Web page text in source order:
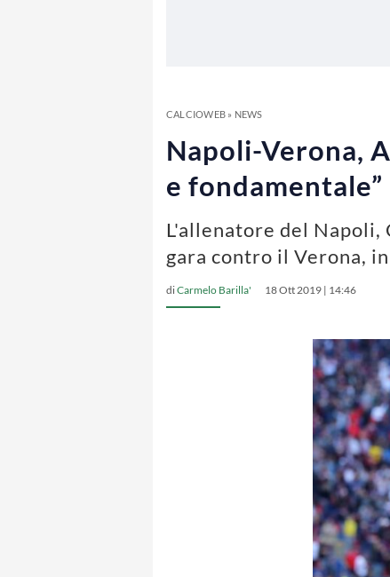
CALCIOWEB» NEWS
Napoli-Verona,
e fondamentale”
L'allenatore del
gara contro il Verona,
diCarmelo Barilla' 18 Ott 2019 | 14:46